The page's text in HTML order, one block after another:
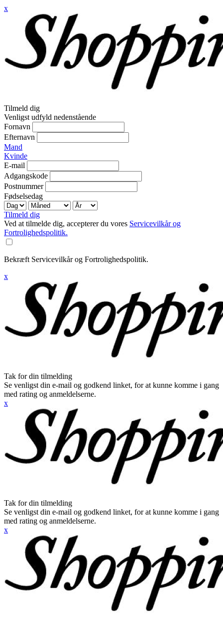
x
Tilmeld dig
Venligst udfyld nedenstående
Fornavn
Efternavn
Mand
Kvinde
E-mail
Adgangskode
Postnummer
Fødselsedag
Tilmeld dig
Ved at tilmelde dig, accepterer du vores Servicevilkår og
Fortrolighedspolitik.
Bekræft Servicevilkår og Fortrolighedspolitik.
x
Tak for din tilmelding
Se venligst din e-mail og godkend linket, for at kunne komme i gang
med rating og anmeldelserne.
x
Tak for din tilmelding
Se venligst din e-mail og godkend linket, for at kunne komme i gang
med rating og anmeldelserne.
x